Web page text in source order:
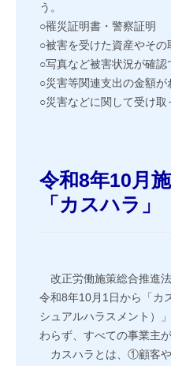
経営改善オンデマンド講座
個人情報保護方針
電帳法・インボイス最新情報
う。
○罹災証明書・警察証明
○被害を受けた資産やそ
○写真など被害状況が確認
○災害等関連支出の金額
○災害などに関して受け
令和8年10月
「カスハラ
改正労働施策総合推進
令和8年10月1日から「カ
シュアルハラスメント）
わらず、すべての事業主
カスハラとは、①顧客や